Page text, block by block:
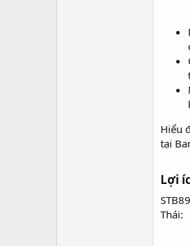
Hiểu
tại
Lợi
Thái: